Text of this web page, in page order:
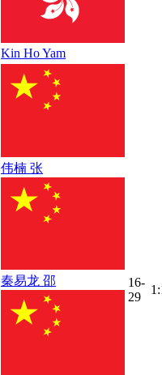
Kin Ho Yam
伟楠 张
秦易龙 邵
16-
29